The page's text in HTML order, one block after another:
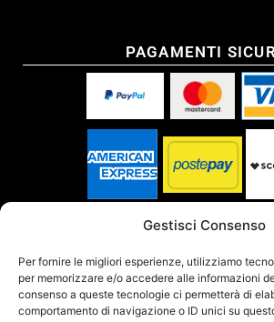
Gestisci Consenso
Per fornire le migliori esperienze, utilizziamo
per memorizzare e/o accedere alle informazioni
consenso a queste tecnologie ci permetterà di
comportamento di navigazione o ID unici su
PAGAMENTI
SPEDITO DA
SITO